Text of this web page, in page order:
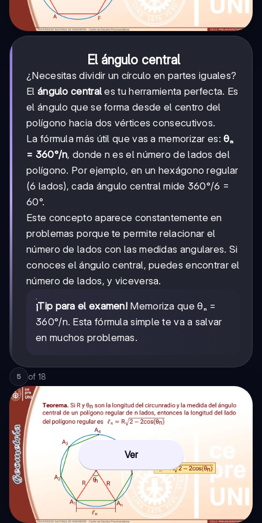
El ángulo central
¿Necesitas dividir un círculo en partes iguales?
El ángulo central es tu herramienta perfecta. Es
el ángulo que se forma desde el centro del
polígono hacia dos vértices consecutivos.
La fórmula más útil que vas a memorizar es:θₙ
= 360°/n, donde n es el número de lados del
polígono. Por ejemplo, en un hexágono regular
(6 lados), cada ángulo central mide 360°/6 =
60°.
Este concepto aparece constantemente en
problemas porque te permite relacionar el
número de lados con las medidas angulares. Si
conoces el ángulo central, puedes encontrar el
número de lados, y viceversa.
¡Tip para el examen! Memoriza que θₙ =
360°/n. Esta fórmula simple te va a salvar
en muchos problemas.
5 of 18
Ver